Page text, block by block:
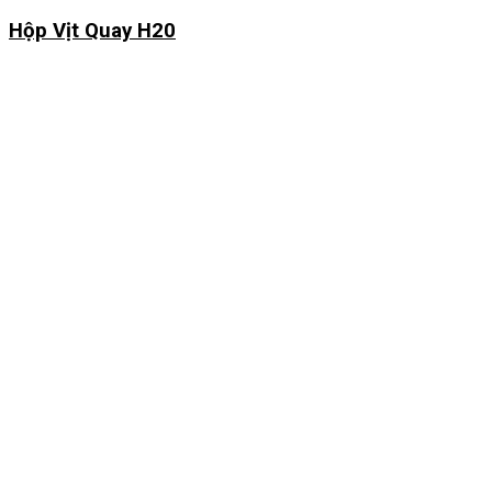
Hộp Vịt Quay H20